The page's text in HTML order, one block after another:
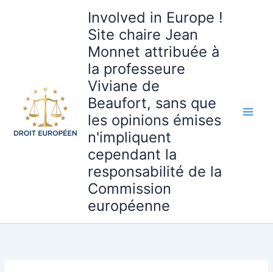
Involved in Europe !
Site chaire Jean
Monnet attribuée à
la professeure
Viviane de
Beaufort, sans que
les opinions émises
n'impliquent
cependant la
responsabilité de la
Commission
européenne